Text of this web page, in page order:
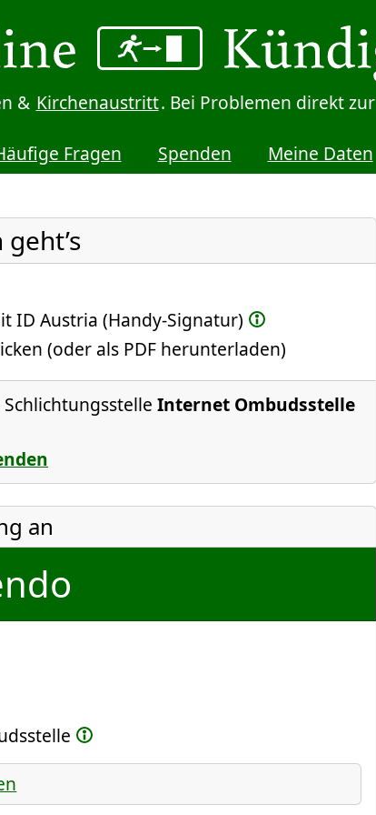
& Kirchenaustritt. Bei Problemen direkt zur
Fragen Spenden Meine Daten
ID Austria (Handy-Signatur)
(oder als PDF herunterladen)
Internet Ombudsstelle
an